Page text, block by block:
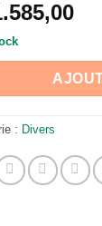
: Divers